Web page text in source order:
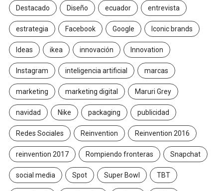
Destacado Diseño ecuador entrevista
estrategia Facebook Google Iconic brands
Ideas ikea innovación Innovation
Instagram inteligencia artificial marcas
marketing marketing digital Maruri Grey
navidad Nike packaging publicidad
Redes Sociales Reinvention Reinvention 2016
reinvention 2017 Rompiendo fronteras Snapchat
social media Spot Super Bowl TBT